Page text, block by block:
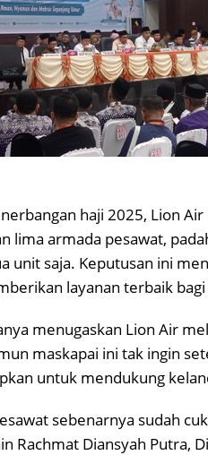
haji 2025, Lion
lima armada pesawat,
unit saja. Keputusan ini
layanan terbaik
menugaskan Lion Air
maskapai ini tak ingin
untuk mendukung
sebenarnya sudah
Rachmat Diansyah Putra,